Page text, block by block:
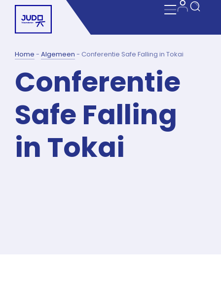
Home - Algemeen - Conferentie Safe Falling in Tokai
Conferentie
Safe Falling
in Tokai